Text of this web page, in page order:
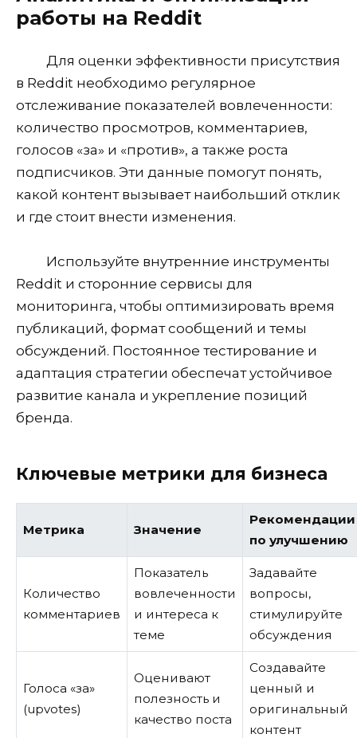
работы на Reddit
Для оценки эффективности присутствия
в Reddit необходимо регулярное
отслеживание показателей вовлеченности:
количество просмотров, комментариев,
голосов «за» и «против», а также роста
подписчиков. Эти данные помогут понять,
какой контент вызывает наибольший отклик
и где стоит внести изменения.
Используйте внутренние инструменты
Reddit и сторонние сервисы для
мониторинга, чтобы оптимизировать время
публикаций, формат сообщений и темы
обсуждений. Постоянное тестирование и
адаптация стратегии обеспечат устойчивое
развитие канала и укрепление позиций
бренда.
Ключевые метрики для бизнеса
Метрика Значение
Рекомендации
по улучшению
Количество
комментариев
Показатель
вовлеченности
и интереса к
теме
Задавайте
вопросы,
стимулируйте
обсуждения
Голоса «за»
(upvotes)
Оценивают
полезность и
качество поста
Создавайте
ценный и
оригинальный
контент